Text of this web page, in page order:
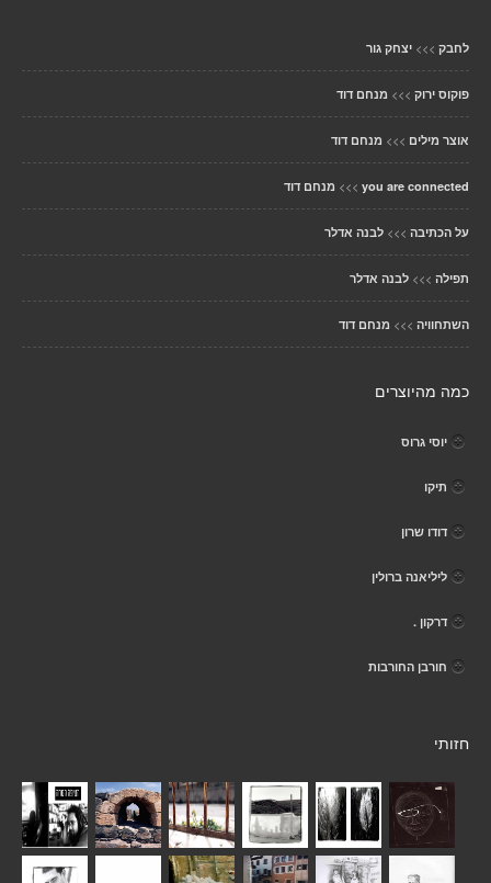
לחבק >>> יצחק גור
פוקוס ירוק >>> מנחם דוד
אוצר מילים >>> מנחם דוד
you are connected
>>> מנחם דוד
על הכתיבה >>> לבנה אדלר
תפילה >>> לבנה אדלר
השתחוויה >>> מנחם דוד
כמה מהיוצרים
יוסי גרוס
תיקו
דודו שרון
ליליאנה ברולין
דרקון .
חורבן החורבות
חזותי